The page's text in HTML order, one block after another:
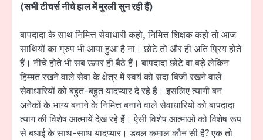
(सभी टीचर्स नीचे हाल में मुरली सुन रही हैं)
बापदादा के साथ निमित्त सेवाधारी कहो, निमित्त शिक्षक कहो तो आज
साथियों का ग्रुप भी आया हुआ है ना। छोटे तो और ही अति प्रिय होते
हैं। नीचे होते भी सब ऊपर ही बैठे हैं। बापदादा छोटे वा बड़े लेकिन
हिम्मत रखने वाले सेवा के क्षेत्र में स्वयं को सदा बिजी रखने वाले
सेवाधारियों को बहुत-बहुत यादप्यार दे रहे हैं। इसलिए त्यागी बन
अनेकों के भाग्य बनाने के निमित्त बनाने वाले सेवाधारियों को बापदादा
त्याग की विशेष आत्मायें देख रहे हैं। ऐसी विशेष आत्माओं को विशेष रूप
से बधाई के साथ-साथ यादप्यार। डबल कमाल कौन सी है? एक तो